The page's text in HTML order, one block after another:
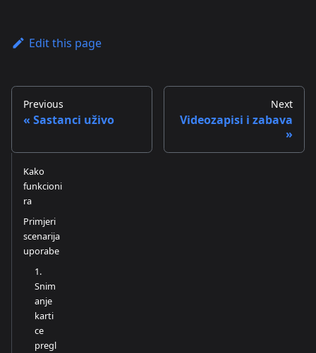
Edit this page
Previous
Sastanci uživo
Next
Videozapisi i zabava
Kako
funkcioni
ra
Primjeri
scenarija
uporabe
1.
Snim
anje
karti
ce
pregl